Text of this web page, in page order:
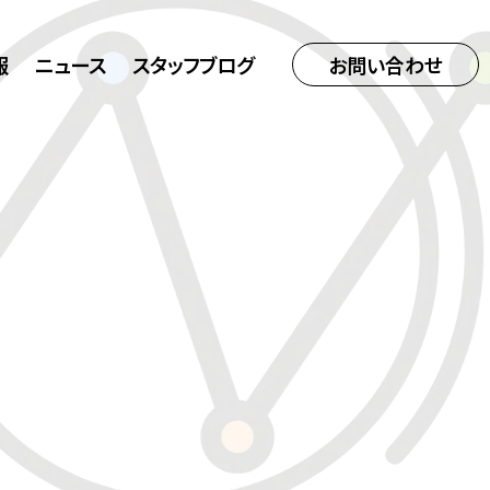
ール型EC出店支援
ン
ニュース スタッフブログ お問い合わせ